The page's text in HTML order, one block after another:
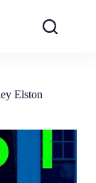
Elston